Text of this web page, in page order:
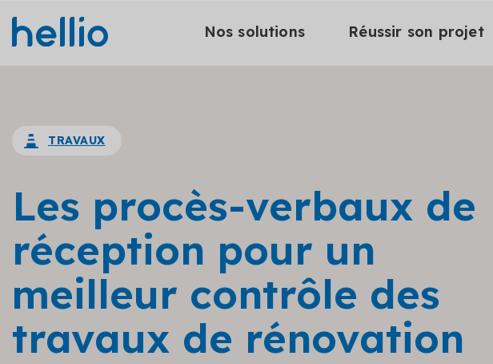
Nos solutions Réussir son projet
TRAVAUX
Les procès-verbaux de
réception pour un
meilleur contrôle des
travaux de rénovation